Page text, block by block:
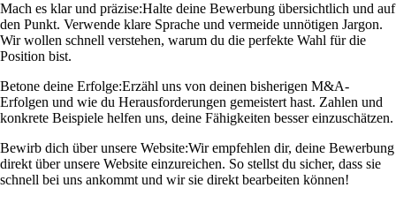
Mach es klar und präzise:Halte deine Bewerbung übersichtlich und auf
den Punkt. Verwende klare Sprache und vermeide unnötigen Jargon.
Wir wollen schnell verstehen, warum du die perfekte Wahl für die
Position bist.
Betone deine Erfolge:Erzähl uns von deinen bisherigen M&A-
Erfolgen und wie du Herausforderungen gemeistert hast. Zahlen und
konkrete Beispiele helfen uns, deine Fähigkeiten besser einzuschätzen.
Bewirb dich über unsere Website:Wir empfehlen dir, deine Bewerbung
direkt über unsere Website einzureichen. So stellst du sicher, dass sie
schnell bei uns ankommt und wir sie direkt bearbeiten können!